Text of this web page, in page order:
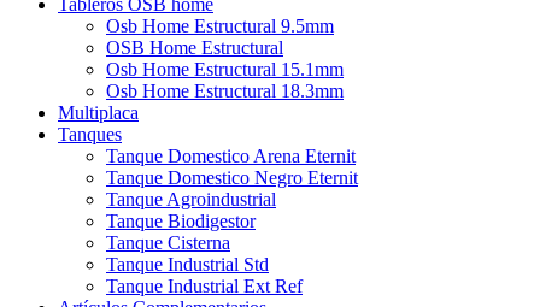
Tableros OSB home
Osb Home Estructural 9.5mm
OSB Home Estructural
Osb Home Estructural 15.1mm
Osb Home Estructural 18.3mm
Multiplaca
Tanques
Tanque Domestico Arena Eternit
Tanque Domestico Negro Eternit
Tanque Agroindustrial
Tanque Biodigestor
Tanque Cisterna
Tanque Industrial Std
Tanque Industrial Ext Ref